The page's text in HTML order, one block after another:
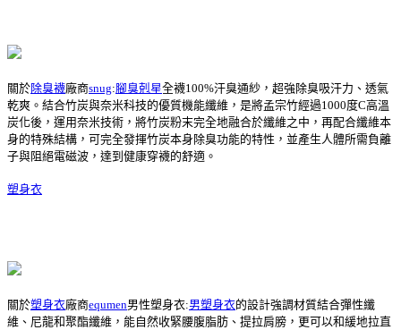
關於除臭襪廠商snug:腳臭剋星全襪100%汗臭通紗，超強除臭吸汗力、透氣
乾爽。結合竹炭與奈米科技的優質機能纖維，是將孟宗竹經過1000度C高溫
炭化後，運用奈米技術，將竹炭粉末完全地融合於纖維之中，再配合纖維本
身的特殊結構，可完全發揮竹炭本身除臭功能的特性，並產生人體所需負離
子與阻絕電磁波，達到健康穿襪的舒適。
塑身衣
關於塑身衣廠商equmen男性塑身衣:男塑身衣的設計強調材質結合彈性纖
維、尼龍和聚酯纖維，能自然收緊腰腹脂肪、提拉肩膀，更可以和緩地拉直